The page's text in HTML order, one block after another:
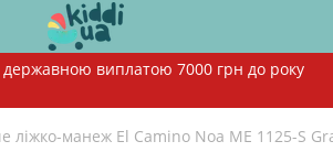
виплатою 7000 грн до року
ліжко-манеж El Camino Noa ME 1125-S